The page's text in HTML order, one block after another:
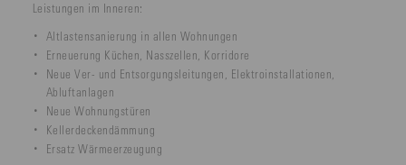
Leistungen im Inneren:
Altlastensanierung in allen Wohnungen
Erneuerung Küchen, Nasszellen, Korridore
Neue Ver- und Entsorgungsleitungen, Elektroinstallationen,
Abluftanlagen
Neue Wohnungstüren
Kellerdeckendämmung
Ersatz Wärmeerzeugung